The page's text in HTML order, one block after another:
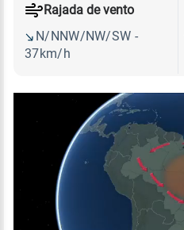
Rajada de vento
N/NNW/NW/SW -
37km/h